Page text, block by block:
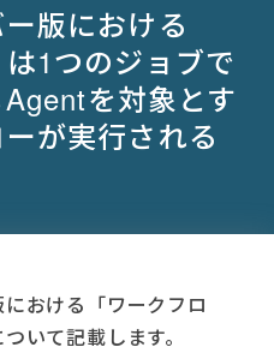
ー版における
は1つのジョブで
を対象とす
が実行される
おける「ワークフロ
いて記載します。